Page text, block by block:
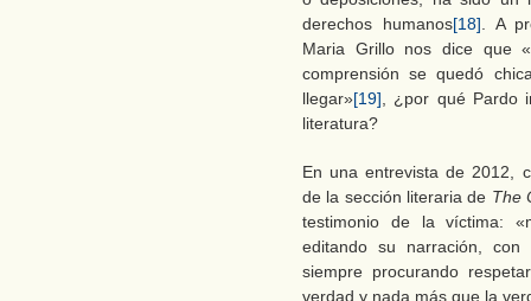
derechos humanos[18] . A
Maria Grillo nos dice que
comprensión se quedó
llegar»[19] , ¿por qué Pardo
literatura?
En una entrevista de 2012,
de la sección literaria de The
testimonio de la víctima:
editando su narración,
siempre procurando
verdad y nada más que la